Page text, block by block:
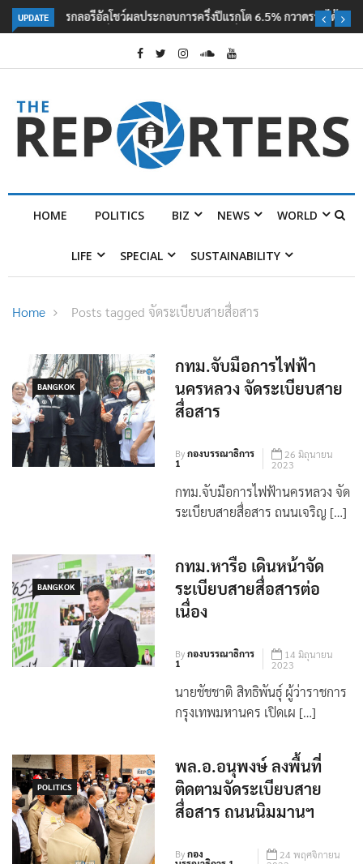
UPDATE
ลอรีอัลโชว์ผลประกอบการครึ่งปีแรกโต 6.5% กวาดรายได้ 2.3 หมื่นล้านยูโร
คว้าไลเซนส์ ‘กุชชี่’ 50 ปี พร้อมส่ง 4 แบรนด์ใหม่บุกตลาดไทย
POLITICS BIZ NEWS WORLD
BANGKOK
กทม.จับมือการไฟฟ้า
นครหลวง จัดระเบียบสาย
สื่อสาร
Byกองบรรณาธิการ
1
26 มิถุนายน
2023
BANGKOK
กทม.หารือ เดินหน้าจัด
ระเบียบสายสื่อสารต่อ
เนื่อง
Byกองบรรณาธิการ
1
14 มิถุนายน
2023
นายชัชชาติ สิทธิพันธุ์ ผู้ว่าราชการ
POLITICS
พล.อ.อนุพงษ์ ลงพื้นที่
ติดตามจัดระเบียบสาย
สื่อสาร ถนนนิมมานฯ